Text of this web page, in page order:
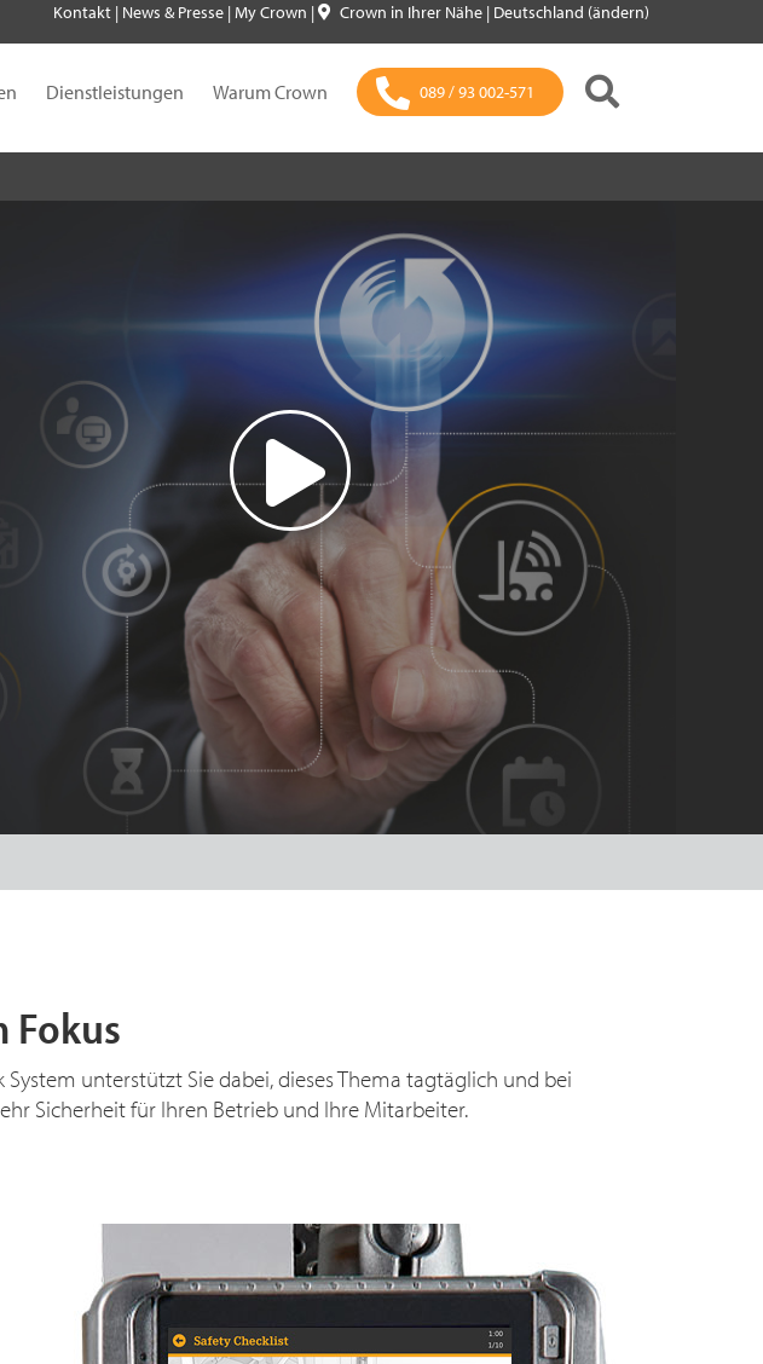
Kontakt | News & Presse |My Crown | Crown in Ihrer Nähe | Deutschland (ändern)
Dienstleistungen Warum Crown 089 / 93 002-571
Fokus
unterstützt Sie dabei, dieses Thema tagtäglich und bei
Sicherheit für Ihren Betrieb und Ihre Mitarbeiter.